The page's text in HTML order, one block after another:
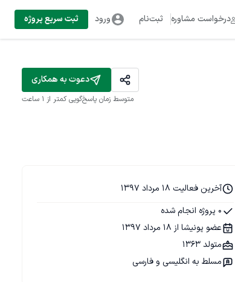
درخواست مشاوره ثبت‌نام ورود ثبت سریع پروژه
دعوت به همکاری
متوسط زمان پاسخ‌گویی کمتر از 1 ساعت
آخرین فعالیت 18 مرداد 1397
0 پروژه انجام شده
عضو پونیشا از 18 مرداد 1397
متولد 1363
مسلط به انگلیسی و فارسی